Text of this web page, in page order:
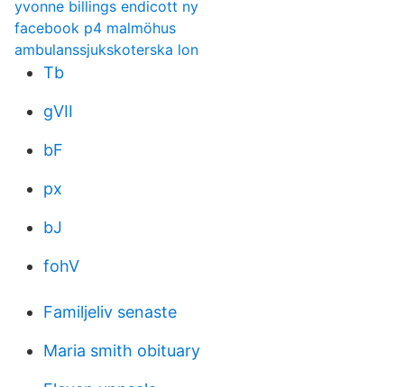
yvonne billings endicott ny
facebook p4 malmöhus
ambulanssjukskoterska lon
Tb
gVII
bF
px
bJ
fohV
Familjeliv senaste
Maria smith obituary